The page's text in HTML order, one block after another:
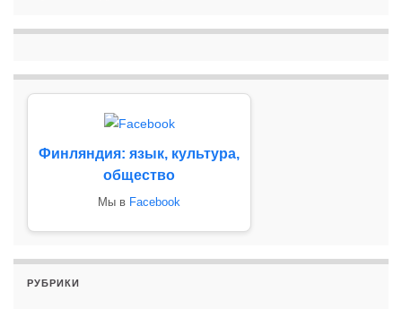
Финляндия: язык, культура,
общество
Мы в Facebook
РУБРИКИ